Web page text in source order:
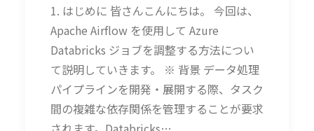
1. はじめに 皆さんこんにちは。 今回は、
Apache Airflow を使用して Azure
Databricks ジョブを調整する方法につい
て説明していきます。 ※ 背景 データ処理
パイプラインを開発・展開する際、タスク
間の複雑な依存関係を管理することが要求